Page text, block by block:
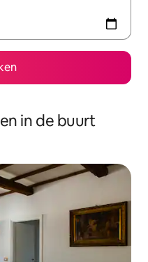
in de buurt